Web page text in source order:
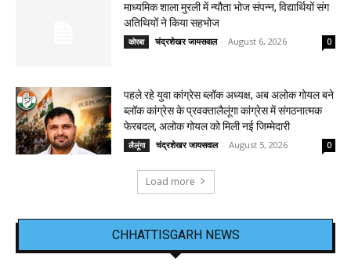
माध्यमिक शाला मुरली में न्यौता भोज संपन्न, विद्यार्थियों संग
अतिथियों ने किया सहभोज
कोरबा चंद्रशेखर जायसवाल - August 6, 2026 0
पहले रहे युवा कांग्रेस ब्लॉक अध्यक्ष, अब अलोक गोयल बने
ब्लॉक कांग्रेस के प्रवक्तालैलूंगा कांग्रेस में संगठनात्मक
फेरबदल, अलोक गोयल को मिली नई जिम्मेदारी
लैलूंगा चंद्रशेखर जायसवाल - August 5, 2026 0
Load more
CHHATTISGARH NEWS